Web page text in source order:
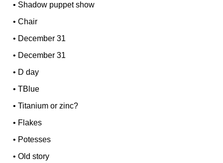
• Shadow puppet show
•Chair
• December 31
• December 31
• D day
•TBlue
•Titanium or zinc?
• Flakes
• Potesses
•Old story